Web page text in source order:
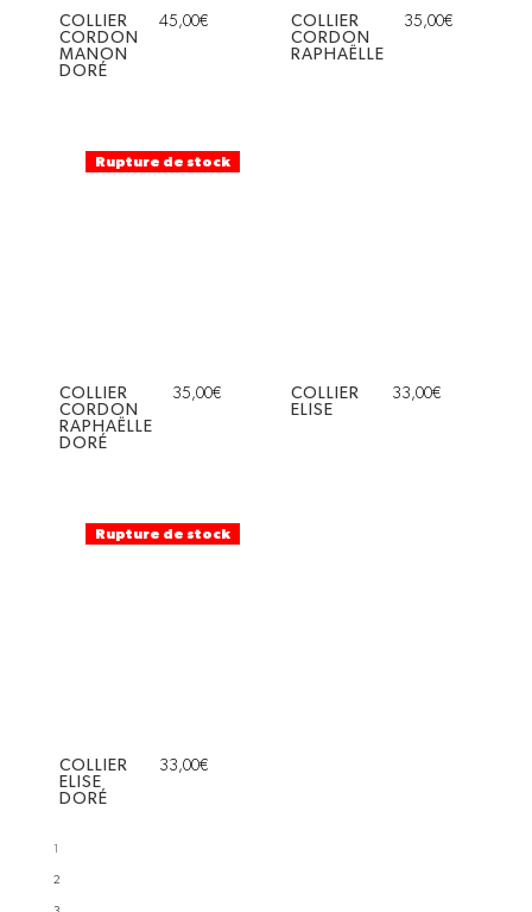
COLLIER
CORDON
MANON
DORÉ
45,00€
COLLIER
CORDON
RAPHAËLLE
35,00€
Rupture de stock
COLLIER
CORDON
RAPHAËLLE
DORÉ
35,00€
COLLIER
ELISE
33,00€
Rupture de stock
COLLIER
ELISE
DORÉ
33,00€
1
2